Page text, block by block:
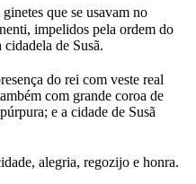
que se usavam no
impelidos pela ordem do
de Susã.
do rei com veste real
com grande coroa de
e a cidade de Susã
alegria, regozijo e honra.